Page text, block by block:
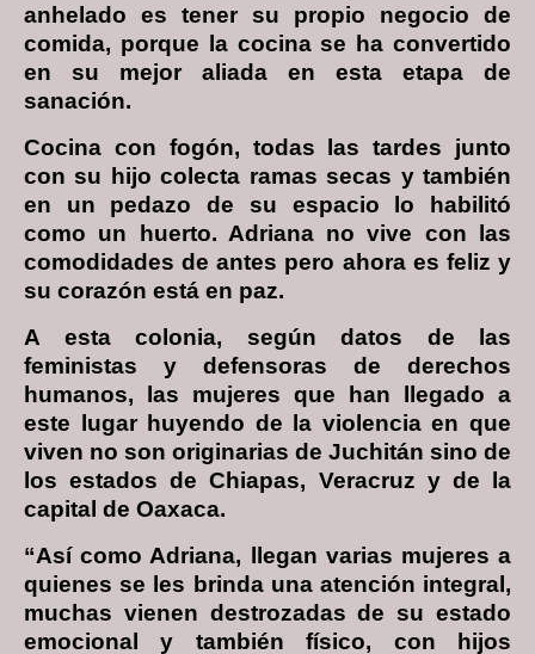
anhelado es tener su propio negocio de
comida, porque la cocina se ha convertido
en su mejor aliada en esta etapa de
sanación.
Cocina con fogón, todas las tardes junto
con su hijo colecta ramas secas y también
en un pedazo de su espacio lo habilitó
como un huerto. Adriana no vive con las
comodidades de antes pero ahora es feliz y
su corazón está en paz.
A esta colonia, según datos de las
feministas y defensoras de derechos
humanos, las mujeres que han llegado a
este lugar huyendo de la violencia en que
viven no son originarias de Juchitán sino de
los estados de Chiapas, Veracruz y de la
capital de Oaxaca.
“Así como Adriana, llegan varias mujeres a
quienes se les brinda una atención integral,
muchas vienen destrozadas de su estado
emocional y también físico, con hijos